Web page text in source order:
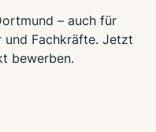
– auch für
und Fachkräfte. Jetzt
bewerben.